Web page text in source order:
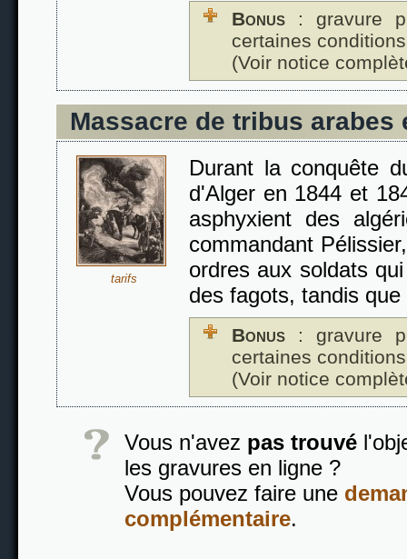
Bonus : gravure
certaines
(Voir notice
Massacre de tribus arabes
tarifs
Durant la conquête
d'Alger en 1844 et
asphyxient des
commandant
ordres aux soldats
des fagots, tandis
Bonus : gravure
certaines
(Voir notice
Vous n'avez pas trouvé
les gravures en ligne ?
Vous pouvez faire une
complémentaire.